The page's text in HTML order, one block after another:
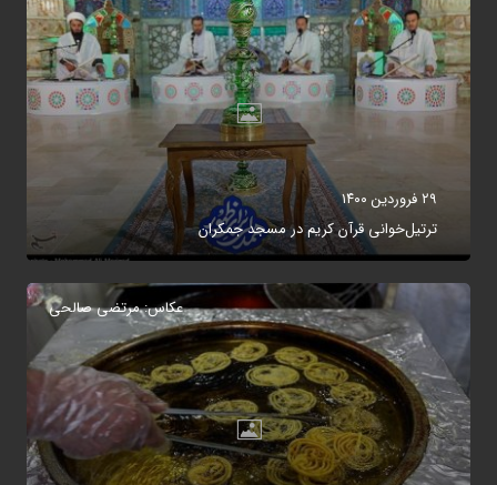
۲۹ فروردین ۱۴۰۰
ترتیل‌خوانی قرآن کریم در مسجد جمکران
عکاس: مرتضی صالحی